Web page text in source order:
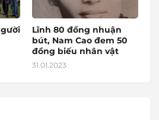
Lĩnh 80 đồng nhuận
bút, Nam Cao đem 50
đồng biếu nhân vật
31.01.2023